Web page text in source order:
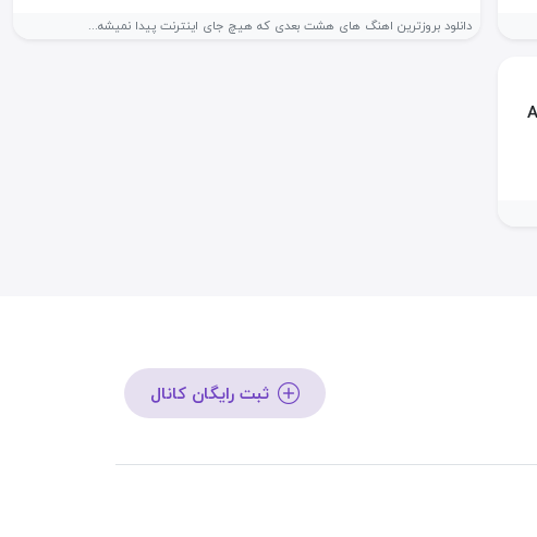
دانلود بروزترین اهنگ های هشت بعدی که هیچ جای اینترنت پیدا نمیشه...
ثبت رایگان کانال